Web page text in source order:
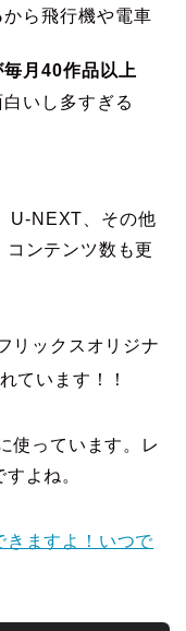
から飛行機や電車
毎月40作品以上
白いし多すぎる
U-NEXT、その他
ンテンツ数も更
リックスオリジナ
ています！！
使っています。レ
よね。
きますよ！いつで